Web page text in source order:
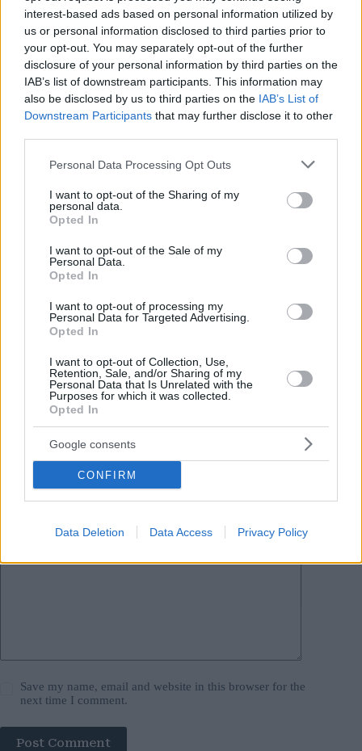
interest-based ads based on personal information utilized by
us or personal information disclosed to third parties prior to
your opt-out. You may separately opt-out of the further
disclosure of your personal information by third parties on the
IAB’s list of downstream participants. This information may
also be disclosed by us to third parties on the IAB’s List of
Downstream Participants that may further disclose it to other
Please note that this website/app uses one or more Google
not limited to your visit or usage behaviour. You may click to
grant or deny consent to Google and its third-party tags to
use your data for below specified purposes in below Google
consent section.
Personal Data Processing Opt Outs
I want to opt-out of the Sharing of my
personal data.
Opted In
I want to opt-out of the Sale of my
Personal Data.
Opted In
I want to opt-out of processing my
Personal Data for Targeted Advertising.
Opted In
I want to opt-out of Collection, Use,
Retention, Sale, and/or Sharing of my
Personal Data that Is Unrelated with the
Purposes for which it was collected.
Opted In
Google consents
CONFIRM
Data Deletion Data Access Privacy Policy
3,5-4,5% nel 2026.
Balatoni ha osservato che l’occupazione era a un livello
storico, ma la stretta del mercato del lavoro si stava
attenuando poiché le imprese hanno sfruttato la capacità
inutilizzata e attinto alle riserve del mercato del lavoro. La
NBH ha ridotto le sue previsioni per il disavanzo pubblico di
quest’anno al 3,5%-4,5% del PIL, dal 4,5% al 5,0%, sui tagli
Morgan Stanley
prospettive economiche
I prezzi dei prodotti alimentari in Ungheria
aumenteranno notevolmente in autunno
banca nazionale dell'Ungheria
ungheria
Leave a Reply
Your email address will not be published. Required fields are marked
*
Save my name, email and website in this browser for the
next time I comment.
Post Comment